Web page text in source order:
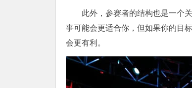
此外，参赛者的结构也是一个
事可能会更适合你，但如果你的目
会更有利。